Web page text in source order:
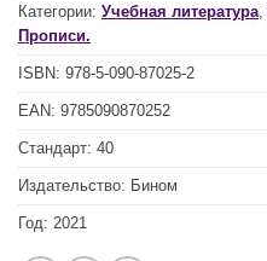
Категории: Учебная литература
Прописи.
ISBN: 978-5-090-87025-2
EAN: 9785090870252
Стандарт: 40
Издательство: Бином
Год: 2021